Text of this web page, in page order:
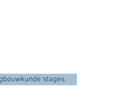
stages